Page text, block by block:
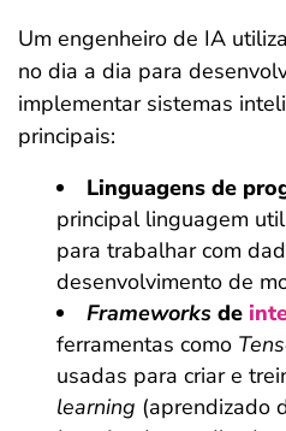
Um engenheiro de IA
no dia a dia para
implementar sistemas
principais:
Linguagens de
principal linguagem
para trabalhar com
desenvolvimento de
Frameworks de
ferramentas como
usadas para criar e
learning (aprendizado